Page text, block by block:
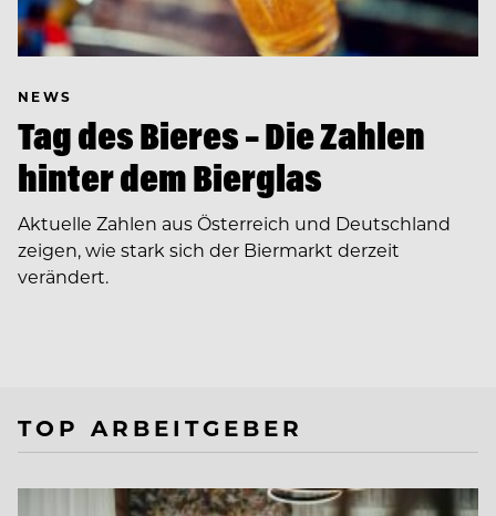
NEWS
Tag des Bieres – Die Zahlen
hinter dem Bierglas
Aktuelle Zahlen aus Österreich und Deutschland
zeigen, wie stark sich der Biermarkt derzeit
verändert.
TOP ARBEITGEBER